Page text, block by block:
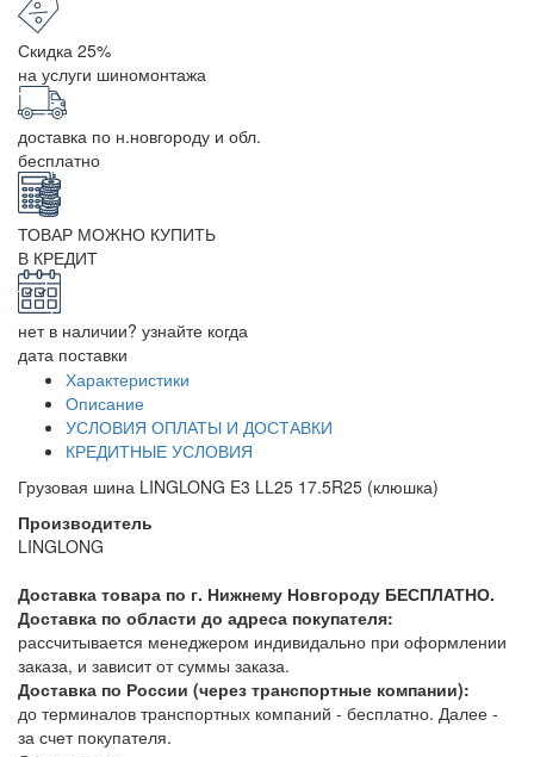
Скидка 25%
на услуги шиномонтажа
доставка по н.новгороду и обл.
бесплатно
ТОВАР МОЖНО КУПИТЬ
В КРЕДИТ
нет в наличии? узнайте когда
дата поставки
Характеристики
Описание
УСЛОВИЯ ОПЛАТЫ И ДОСТАВКИ
КРЕДИТНЫЕ УСЛОВИЯ
Грузовая шина LINGLONG E3 LL25 17.5R25 (клюшка)
Производитель
LINGLONG
Доставка товара по г. Нижнему Новгороду БЕСПЛАТНО.
Доставка по области до адреса покупателя:
рассчитывается менеджером индивидально при оформлении
заказа, и зависит от суммы заказа.
Доставка по России (через транспортные компании):
до терминалов транспортных компаний - бесплатно. Далее -
за счет покупателя.